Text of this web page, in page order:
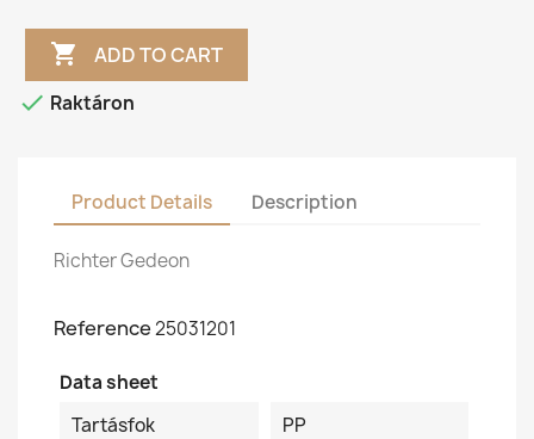
 ADD TO CART
 Raktáron
Product Details Description
Richter Gedeon
Reference25031201
Data sheet
Tartásfok
PP